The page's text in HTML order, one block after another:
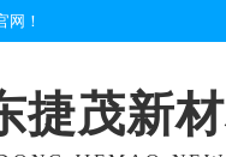
网！
捷茂新